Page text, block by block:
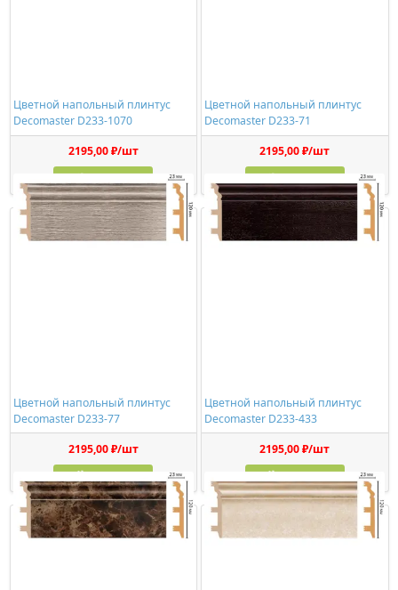
Цветной напольный плинтус
Decomaster D233-1070
2195,00 ₽/шт
Купить
Цветной напольный плинтус
Decomaster D233-71
2195,00 ₽/шт
Купить
Цветной напольный плинтус
Decomaster D233-77
2195,00 ₽/шт
Купить
Цветной напольный плинтус
Decomaster D233-433
2195,00 ₽/шт
Купить